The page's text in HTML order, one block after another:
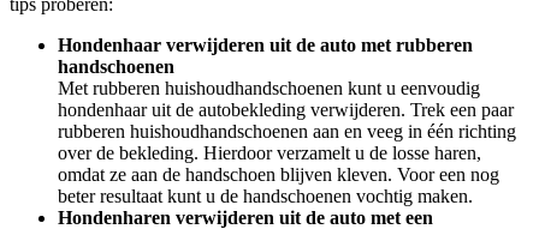
Hondenhaar verwijderen uit de auto met rubberen
handschoenen
Met rubberen huishoudhandschoenen kunt u eenvoudig
hondenhaar uit de autobekleding verwijderen. Trek een paar
rubberen huishoudhandschoenen aan en veeg in één richting
over de bekleding. Hierdoor verzamelt u de losse haren,
omdat ze aan de handschoen blijven kleven. Voor een nog
beter resultaat kunt u de handschoenen vochtig maken.
Hondenharen verwijderen uit de auto met een